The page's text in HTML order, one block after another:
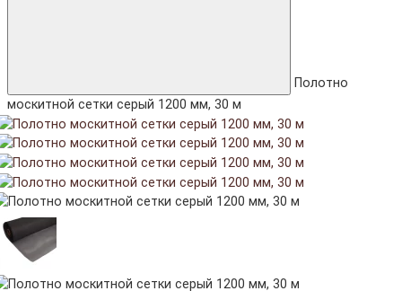
Полотно
москитной сетки серый 1200 мм, 30 м